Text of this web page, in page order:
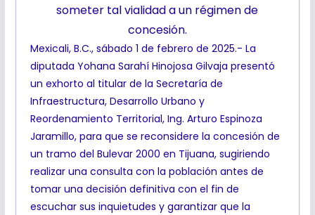
someter tal vialidad a un régimen de
concesión.
Mexicali, B.C., sábado 1 de febrero de 2025.- La
diputada Yohana Sarahí Hinojosa Gilvaja presentó
un exhorto al titular de la Secretaría de
Infraestructura, Desarrollo Urbano y
Reordenamiento Territorial, Ing. Arturo Espinoza
Jaramillo, para que se reconsidere la concesión de
un tramo del Bulevar 2000 en Tijuana, sugiriendo
realizar una consulta con la población antes de
tomar una decisión definitiva con el fin de
escuchar sus inquietudes y garantizar que la